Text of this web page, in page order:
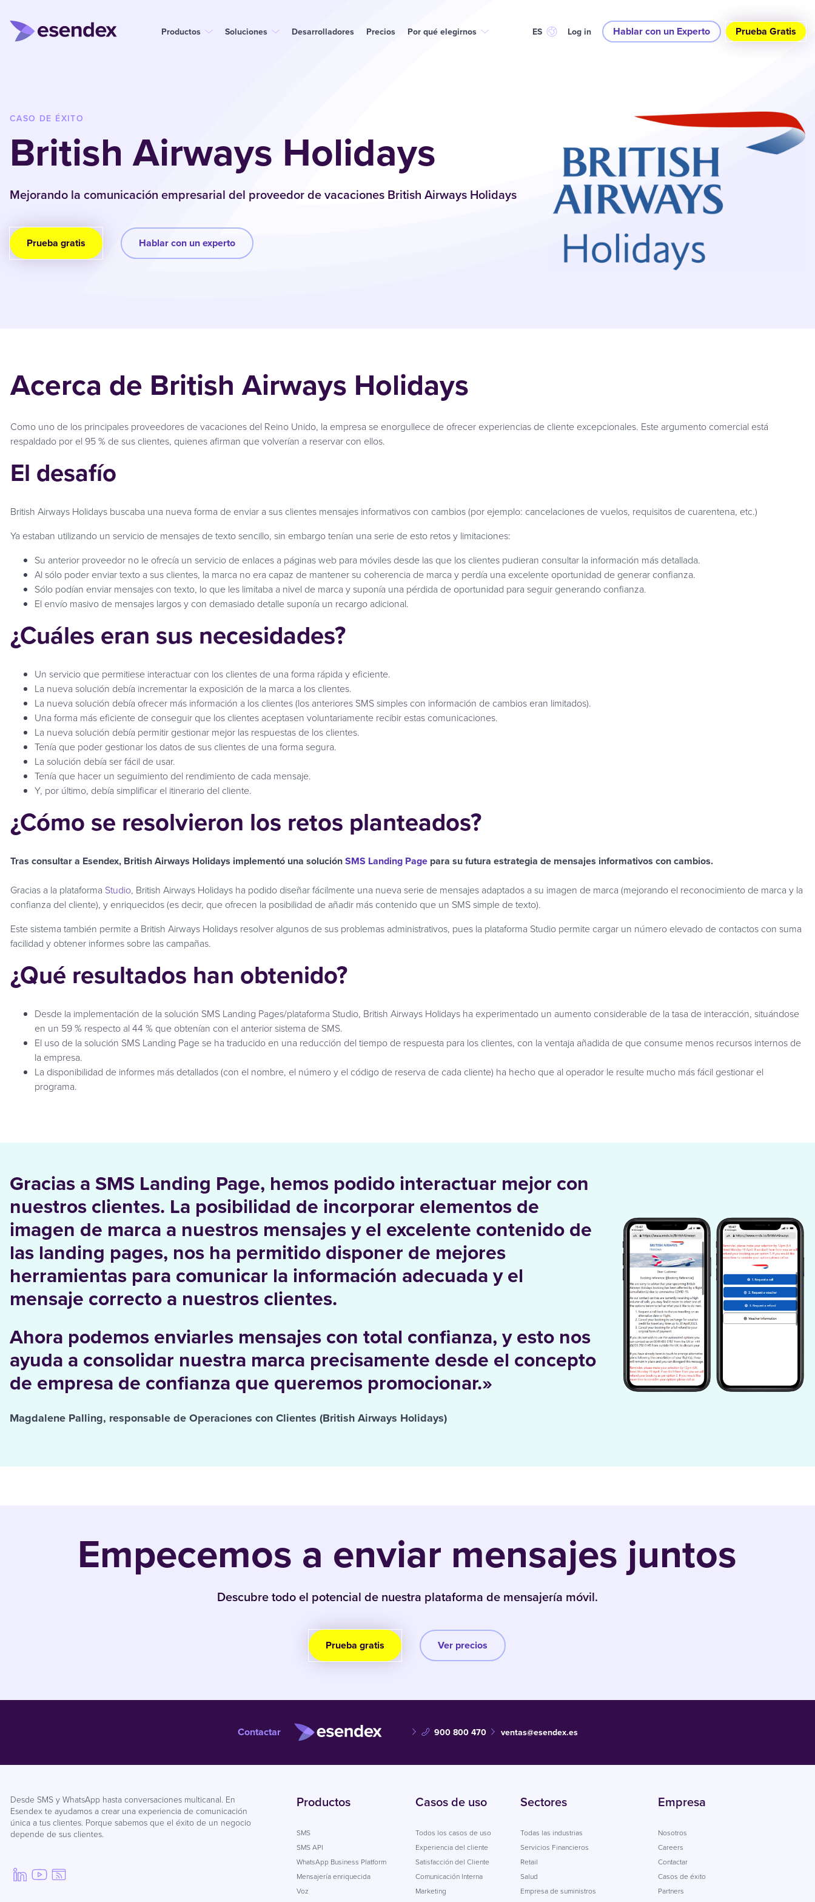
Productos Soluciones Desarrolladores Precios Por qué elegirnos ES Log in Hablar con un Experto Prueba Gratis
CASO DE ÉXITO
British Airways Holidays
Mejorando la comunicación empresarial del proveedor de vacaciones British Airways Holidays
Prueba gratis Hablar con un experto
Acerca de British Airways Holidays
Como uno de los principales proveedores de vacaciones del Reino Unido, la empresa se enorgullece de ofrecer experiencias de cliente excepcionales. Este argumento comercial está
respaldado por el 95 % de sus clientes, quienes afirman que volverían a reservar con ellos.
El desafío
British Airways Holidays buscaba una nueva forma de enviar a sus clientes mensajes informativos con cambios (por ejemplo: cancelaciones de vuelos, requisitos de cuarentena, etc.)
Ya estaban utilizando un servicio de mensajes de texto sencillo, sin embargo tenían una serie de esto retos y limitaciones:
Su anterior proveedor no le ofrecía un servicio de enlaces a páginas web para móviles desde las que los clientes pudieran consultar la información más detallada.
Al sólo poder enviar texto a sus clientes, la marca no era capaz de mantener su coherencia de marca y perdía una excelente oportunidad de generar confianza.
Sólo podían enviar mensajes con texto, lo que les limitaba a nivel de marca y suponía una pérdida de oportunidad para seguir generando confianza.
El envío masivo de mensajes largos y con demasiado detalle suponía un recargo adicional.
¿Cuáles eran sus necesidades?
Un servicio que permitiese interactuar con los clientes de una forma rápida y eficiente.
La nueva solución debía incrementar la exposición de la marca a los clientes.
La nueva solución debía ofrecer más información a los clientes (los anteriores SMS simples con información de cambios eran limitados).
Una forma más eficiente de conseguir que los clientes aceptasen voluntariamente recibir estas comunicaciones.
La nueva solución debía permitir gestionar mejor las respuestas de los clientes.
Tenía que poder gestionar los datos de sus clientes de una forma segura.
La solución debía ser fácil de usar.
Tenía que hacer un seguimiento del rendimiento de cada mensaje.
Y, por último, debía simplificar el itinerario del cliente.
¿Cómo se resolvieron los retos planteados?
Tras consultar a Esendex, British Airways Holidays implementó una soluciónSMS Landing Page para su futura estrategia de mensajes informativos con cambios.
Gracias a la plataforma Studio, British Airways Holidays ha podido diseñar fácilmente una nueva serie de mensajes adaptados a su imagen de marca (mejorando el reconocimiento de marca y la
confianza del cliente), y enriquecidos (es decir, que ofrecen la posibilidad de añadir más contenido que un SMS simple de texto).
Este sistema también permite a British Airways Holidays resolver algunos de sus problemas administrativos, pues la plataforma Studio permite cargar un número elevado de contactos con suma
facilidad y obtener informes sobre las campañas.
¿Qué resultados han obtenido?
Desde la implementación de la solución SMS Landing Pages/plataforma Studio, British Airways Holidays ha experimentado un aumento considerable de la tasa de interacción, situándose
en un 59 % respecto al 44 % que obtenían con el anterior sistema de SMS.
El uso de la solución SMS Landing Page se ha traducido en una reducción del tiempo de respuesta para los clientes, con la ventaja añadida de que consume menos recursos internos de
la empresa.
La disponibilidad de informes más detallados (con el nombre, el número y el código de reserva de cada cliente) ha hecho que al operador le resulte mucho más fácil gestionar el
programa.
Gracias a SMS Landing Page, hemos podido interactuar mejor con
nuestros clientes. La posibilidad de incorporar elementos de
imagen de marca a nuestros mensajes y el excelente contenido de
las landing pages, nos ha permitido disponer de mejores
herramientas para comunicar la información adecuada y el
mensaje correcto a nuestros clientes.
Ahora podemos enviarles mensajes con total confianza, y esto nos
ayuda a consolidar nuestra marca precisamente desde el concepto
de empresa de confianza que queremos promocionar.»
Magdalene Palling, responsable de Operaciones con Clientes (British Airways Holidays)
Empecemos a enviar mensajes juntos
Descubre todo el potencial de nuestra plataforma de mensajería móvil.
Prueba gratis Ver precios
Contactar 900 800 470 ventas@esendex.es
Desde SMS y WhatsApp hasta conversaciones multicanal. En
Esendex te ayudamos a crear una experiencia de comunicación
única a tus clientes. Porque sabemos que el éxito de un negocio
depende de sus clientes.
Productos
SMS
SMS API
WhatsApp Business Platform
Mensajería enriquecida
Voz
Casos de uso
Todos los casos de uso
Experiencia del cliente
Satisfacción del Cliente
Comunicación Interna
Marketing
Sectores
Todas las industrias
Servicios Financieros
Retail
Salud
Empresa de suministros
Empresa
Nosotros
Careers
Contactar
Casos de éxito
Partners